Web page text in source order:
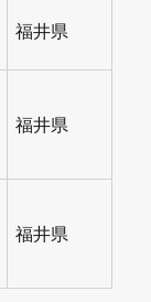
福井県
福井県
福井県